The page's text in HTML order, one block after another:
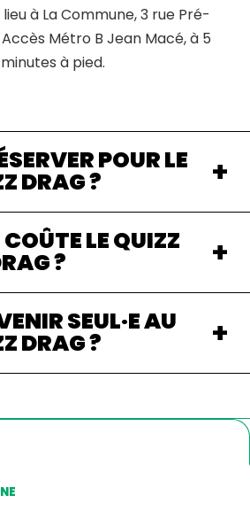
lieu à La Commune, 3 rue Pré-
Métro B Jean Macé, à 5
minutes à pied.
POUR LE
DRAG ?
LE QUIZZ
?
SEUL·E AU
DRAG ?